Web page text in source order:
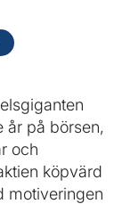
år på börsen,
och
köpvärd
motiveringen